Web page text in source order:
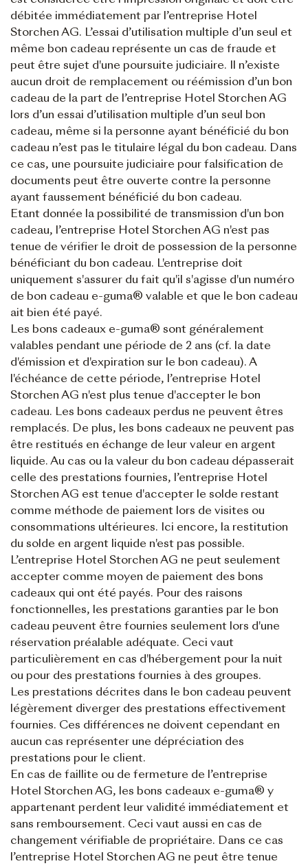
débitée immédiatement par l’entreprise Hotel
Storchen AG. L’essai d’utilisation multiple d’un seul et
même bon cadeau représente un cas de fraude et
peut être sujet d'une poursuite judiciaire. Il n’existe
aucun droit de remplacement ou réémission d’un bon
cadeau de la part de l’entreprise Hotel Storchen AG
lors d’un essai d’utilisation multiple d’un seul bon
cadeau, même si la personne ayant bénéficié du bon
cadeau n’est pas le titulaire légal du bon cadeau. Dans
ce cas, une poursuite judiciaire pour falsification de
documents peut être ouverte contre la personne
ayant faussement bénéficié du bon cadeau.
Etant donnée la possibilité de transmission d'un bon
cadeau, l’entreprise Hotel Storchen AG n'est pas
tenue de vérifier le droit de possession de la personne
bénéficiant du bon cadeau. L'entreprise doit
uniquement s'assurer du fait qu'il s'agisse d'un numéro
de bon cadeau e-guma® valable et que le bon cadeau
ait bien été payé.
Les bons cadeaux e-guma® sont généralement
valables pendant une période de 2 ans (cf. la date
d'émission et d'expiration sur le bon cadeau). A
l'échéance de cette période, l’entreprise Hotel
Storchen AG n'est plus tenue d'accepter le bon
cadeau. Les bons cadeaux perdus ne peuvent êtres
remplacés. De plus, les bons cadeaux ne peuvent pas
être restitués en échange de leur valeur en argent
liquide. Au cas ou la valeur du bon cadeau dépasserait
celle des prestations fournies, l’entreprise Hotel
Storchen AG est tenue d'accepter le solde restant
comme méthode de paiement lors de visites ou
consommations ultérieures. Ici encore, la restitution
du solde en argent liquide n'est pas possible.
L’entreprise Hotel Storchen AG ne peut seulement
accepter comme moyen de paiement des bons
cadeaux qui ont été payés. Pour des raisons
fonctionnelles, les prestations garanties par le bon
cadeau peuvent être fournies seulement lors d'une
réservation préalable adéquate. Ceci vaut
particulièrement en cas d'hébergement pour la nuit
ou pour des prestations fournies à des groupes.
Les prestations décrites dans le bon cadeau peuvent
légèrement diverger des prestations effectivement
fournies. Ces différences ne doivent cependant en
aucun cas représenter une dépréciation des
prestations pour le client.
En cas de faillite ou de fermeture de l’entreprise
Hotel Storchen AG, les bons cadeaux e-guma® y
appartenant perdent leur validité immédiatement et
sans remboursement. Ceci vaut aussi en cas de
changement vérifiable de propriétaire. Dans ce cas
l’entreprise Hotel Storchen AG ne peut être tenue